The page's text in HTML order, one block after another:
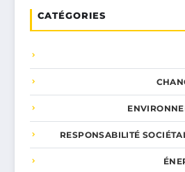
CATÉGORIES
RESPONSABILITÉ